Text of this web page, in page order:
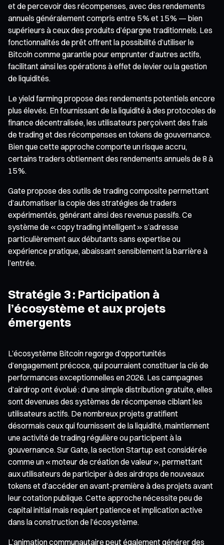
et de percevoir des récompenses, avec des rendements
annuels généralement compris entre 5 % et 15 % — bien
supérieurs à ceux des produits d’épargne traditionnels. Les
fonctionnalités de prêt offrent la possibilité d’utiliser le
Bitcoin comme garantie pour emprunter d’autres actifs,
facilitant ainsi les opérations à effet de levier ou la gestion
de liquidités.
Le yield farming propose des rendements potentiels encore
plus élevés. En fournissant de la liquidité à des protocoles de
finance décentralisée, les utilisateurs perçoivent des frais
de trading et des récompenses en tokens de gouvernance.
Bien que cette approche comporte un risque accru,
certains traders obtiennent des rendements annuels de 8 à
15 %.
Gate propose des outils de trading composite permettant
d’automatiser la copie des stratégies de traders
expérimentés, générant ainsi des revenus passifs. Ce
système de « copy trading intelligent » s’adresse
particulièrement aux débutants sans expertise ou
expérience pratique, abaissant sensiblement la barrière à
l’entrée.
Stratégie 3 : Participation à
l’écosystème et aux projets
émergents
L’écosystème Bitcoin regorge d’opportunités
d’engagement précoce, qui pourraient constituer la clé de
performances exceptionnelles en 2026. Les campagnes
d’airdrop ont évolué : d’une simple distribution gratuite, elles
sont devenues des systèmes de récompense ciblant les
utilisateurs actifs. De nombreux projets gratifient
désormais ceux qui fournissent de la liquidité, maintiennent
une activité de trading régulière ou participent à la
gouvernance. Sur Gate, la section Startup est considérée
comme un « moteur de création de valeur », permettant
aux utilisateurs de participer à des airdrops de nouveaux
tokens et d’accéder en avant-première à des projets avant
leur cotation publique. Cette approche nécessite peu de
capital initial mais requiert patience et implication active
dans la construction de l’écosystème.
L’animation communautaire peut également générer des